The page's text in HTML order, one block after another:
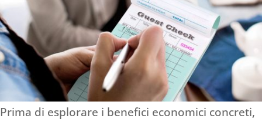
Prima di esplorare i benefici economici concreti,